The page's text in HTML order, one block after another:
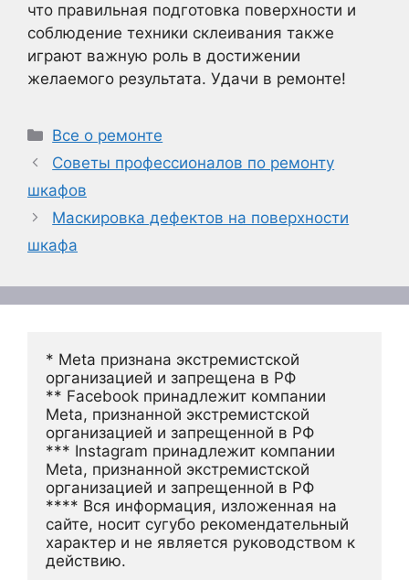
что правильная подготовка поверхности и
соблюдение техники склеивания также
играют важную роль в достижении
желаемого результата. Удачи в ремонте!
Рубрики
Все о ремонте
Советы профессионалов по ремонту
шкафов
Маскировка дефектов на поверхности
шкафа
* Meta признана экстремистской
организацией и запрещена в РФ
** Facebook принадлежит компании
Meta, признанной экстремистской
организацией и запрещенной в РФ
*** Instagram принадлежит компании
Meta, признанной экстремистской
организацией и запрещенной в РФ
**** Вся информация, изложенная на
сайте, носит сугубо рекомендательный
характер и не является руководством к
действию.